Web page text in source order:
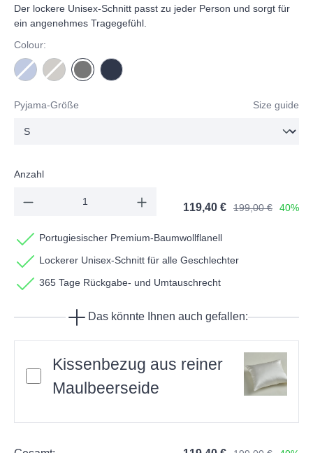
Der lockere Unisex-Schnitt passt zu jeder Person und sorgt für
ein angenehmes Tragegefühl.
Colour:
Sky
(Diese Option ist zurzeit nicht verfügbar.)
Cinnamon
(Diese Option ist zurzeit nicht verfügbar.)
Dark greyNavy
Pyjama-Größe Size guide
Anzahl
119,40 € 199,00 € 40%
Portugiesischer Premium-Baumwollflanell
Lockerer Unisex-Schnitt für alle Geschlechter
365 Tage Rückgabe- und Umtauschrecht
Das könnte Ihnen auch gefallen:
Kissenbezug aus reiner
Maulbeerseide